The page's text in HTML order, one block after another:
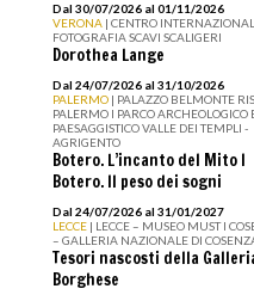
Dal 30/07/2026 al 01/11/2026
VERONA | CENTRO
FOTOGRAFIA SCAVI SCALIGERI
Dorothea Lange
Dal 24/07/2026 al 31/10/2026
PALERMO | PALAZZO BELMONTE
PALERMO I PARCO ARCHEOLOGICO
PAESAGGISTICO VALLE DEI TEMPLI -
AGRIGENTO
Botero. L’incanto del Mito I
Botero. Il peso dei sogni
Dal 24/07/2026 al 31/01/2027
LECCE | LECCE – MUSEO MUST I
– GALLERIA NAZIONALE DI
Tesori nascosti della
Borghese